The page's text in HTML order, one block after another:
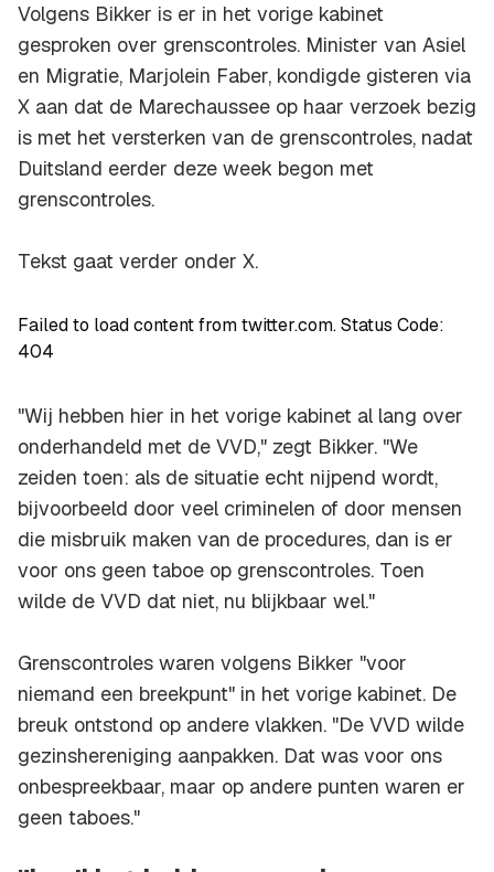
Volgens Bikker is er in het vorige kabinet
gesproken over grenscontroles. Minister van Asiel
en Migratie, Marjolein Faber, kondigde gisteren via
X aan dat de Marechaussee op haar verzoek bezig
is met het versterken van de grenscontroles, nadat
Duitsland eerder deze week begon met
grenscontroles.
Tekst gaat verder onder X.
Failed to load content from twitter.com. Status Code:
404
"Wij hebben hier in het vorige kabinet al lang over
onderhandeld met de VVD," zegt Bikker. "We
zeiden toen: als de situatie echt nijpend wordt,
bijvoorbeeld door veel criminelen of door mensen
die misbruik maken van de procedures, dan is er
voor ons geen taboe op grenscontroles. Toen
wilde de VVD dat niet, nu blijkbaar wel."
Grenscontroles waren volgens Bikker "voor
niemand een breekpunt" in het vorige kabinet. De
breuk ontstond op andere vlakken. "De VVD wilde
gezinshereniging aanpakken. Dat was voor ons
onbespreekbaar, maar op andere punten waren er
geen taboes."